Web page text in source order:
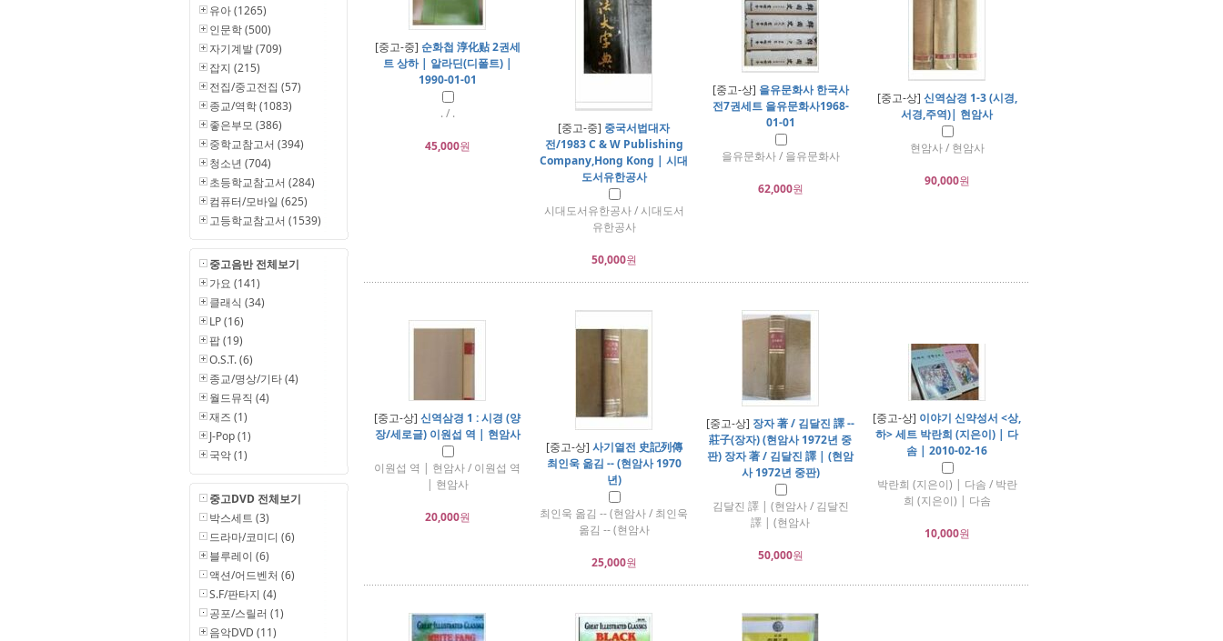
유아 (1265)
인문학 (500)
자기계발 (709)
잡지 (215)
전집/중고전집 (57)
종교/역학 (1083)
좋은부모 (386)
중학교참고서 (394)
청소년 (704)
초등학교참고서 (284)
컴퓨터/모바일 (625)
고등학교참고서 (1539)
중고음반 전체보기
가요 (141)
클래식 (34)
LP (16)
팝 (19)
O.S.T. (6)
종교/명상/기타 (4)
월드뮤직 (4)
재즈 (1)
J-Pop (1)
국악 (1)
중고DVD 전체보기
박스세트 (3)
드라마/코미디 (6)
블루레이 (6)
액션/어드벤처 (6)
S.F/판타지 (4)
공포/스릴러 (1)
음악DVD (11)
[중고-중] 순화첩 淳化贴 2권세
트 상하 | 알라딘(디폴트) |
1990-01-01
. / .
45,000원
[중고-중] 중국서법대자
전/1983 C & W Publishing
Company,Hong Kong | 시대
도서유한공사
시대도서유한공사 / 시대도서
유한공사
50,000원
[중고-상] 을유문화사 한국사
전7권세트 을유문화사1968-
01-01
을유문화사 / 을유문화사
62,000원
[중고-상] 신역삼경 1-3 (시경,
서경,주역)| 현암사
현암사 / 현암사
90,000원
[중고-상] 신역삼경 1 : 시경 (양
장/세로글) 이원섭 역 | 현암사
이원섭 역 | 현암사 / 이원섭 역
| 현암사
20,000원
[중고-상] 사기열전 史記列傳
최인욱 옮김 -- (현암사 1970
년)
최인욱 옮김 -- (현암사 / 최인욱
옮김 -- (현암사
25,000원
[중고-상] 장자 著 / 김달진 譯 --
莊子(장자) (현암사 1972년 중
판) 장자 著 / 김달진 譯 | (현암
사 1972년 중판)
김달진 譯 | (현암사 / 김달진
譯 | (현암사
50,000원
[중고-상] 이야기 신약성서 <상,
하> 세트 박란희 (지은이) | 다
솜 | 2010-02-16
박란희 (지은이) | 다솜 / 박란
희 (지은이) | 다솜
10,000원